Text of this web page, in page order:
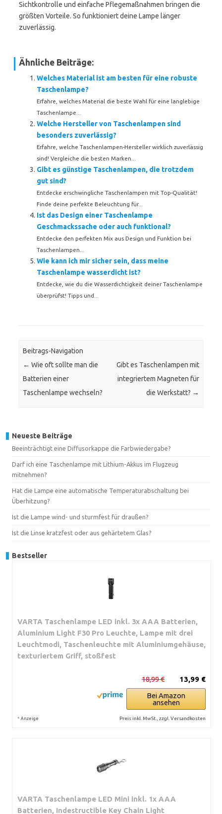
Sichtkontrolle und einfache Pflegemaßnahmen bringen die
größten Vorteile. So funktioniert deine Lampe länger
zuverlässig.
Ähnliche Beiträge:
Welches Material ist am besten für eine robuste
Taschenlampe?
Erfahre, welches Material die beste Wahl für eine langlebige
Taschenlampe...
Welche Hersteller von Taschenlampen sind
besonders zuverlässig?
Erfahre, welche Taschenlampen-Hersteller wirklich zuverlässig
sind! Vergleiche die besten Marken...
Gibt es günstige Taschenlampen, die trotzdem
gut sind?
Entdecke erschwingliche Taschenlampen mit Top-Qualität!
Finde deine perfekte Beleuchtung für...
Ist das Design einer Taschenlampe
Geschmackssache oder auch funktional?
Entdecke den perfekten Mix aus Design und Funktion bei
Taschenlampen...
Wie kann ich mir sicher sein, dass meine
Taschenlampe wasserdicht ist?
Entdecke, wie du die Wasserdichtigkeit deiner Taschenlampe
überprüfst! Tipps und...
Beitrags-Navigation
← Wie oft sollte man die
Batterien einer
Taschenlampe wechseln?
Gibt es Taschenlampen mit
integriertem Magneten für
die Werkstatt? →
Neueste Beiträge
Beeinträchtigt eine Diffusorkappe die Farbwiedergabe?
Darf ich eine Taschenlampe mit Lithium-Akkus im Flugzeug
mitnehmen?
Hat die Lampe eine automatische Temperaturabschaltung bei
Überhitzung?
Ist die Lampe wind- und sturmfest für draußen?
Ist die Linse kratzfest oder aus gehärtetem Glas?
Bestseller
VARTA Taschenlampe LED inkl. 3x AAA Batterien,
Aluminium Light F30 Pro Leuchte, Lampe mit drei
Leuchtmodi, Taschenleuchte mit Aluminiumgehäuse,
texturiertem Griff, stoßfest
13,99 €
18,99 €
Bei Amazon
ansehen
* Anzeige Preis inkl. MwSt., zzgl. Versandkosten
VARTA Taschenlampe LED Mini inkl. 1x AAA
Batterien, Indestructible Key Chain Light